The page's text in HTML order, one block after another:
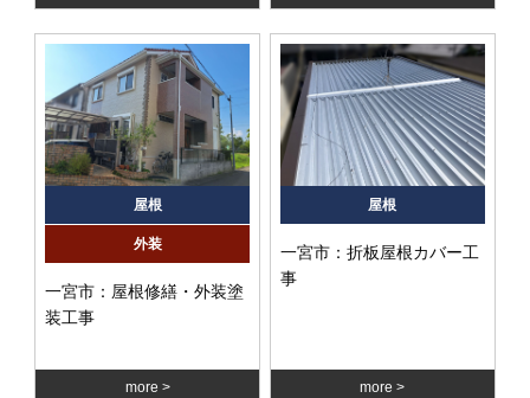
屋根
外装
一宮市：屋根修繕・外装塗
装工事
more
屋根
一宮市：折板屋根カバー工
事
more